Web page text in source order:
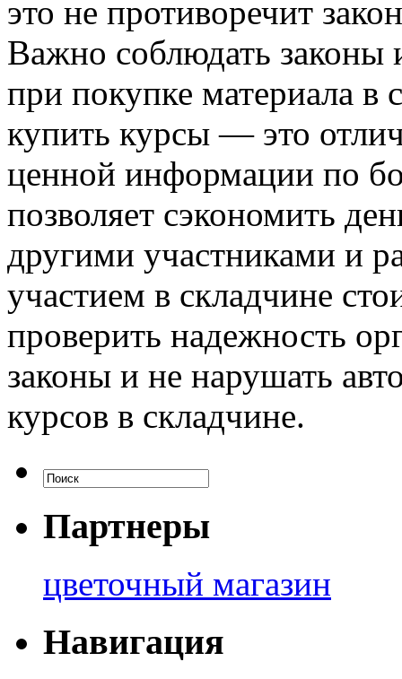
это не противоречит
Важно соблюдать законы
при покупке материала в
купить курсы — это
ценной информации по
позволяет сэкономить
другими участниками и
участием в складчине
проверить надежность
законы и не нарушать
курсов в складчине.
Партнеры
цветочный магазин
Навигация